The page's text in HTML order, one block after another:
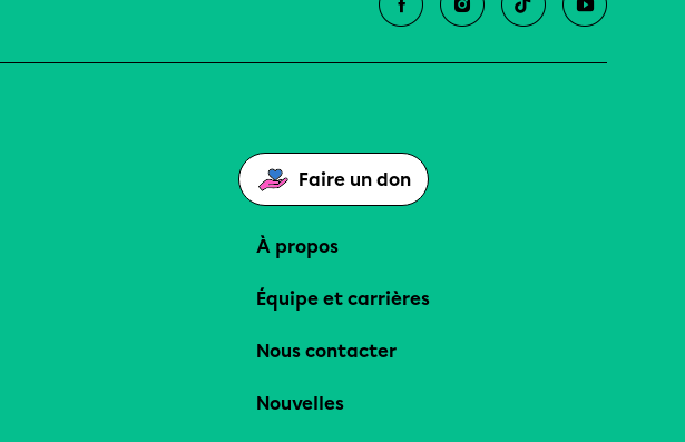
Faire un don
À propos
Équipe et carrières
Nous contacter
Nouvelles